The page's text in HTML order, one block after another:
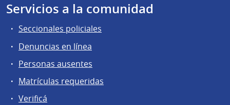
Servicios a la comunidad
Seccionales policiales
Denuncias en línea
Personas ausentes
Matrículas requeridas
Verificá